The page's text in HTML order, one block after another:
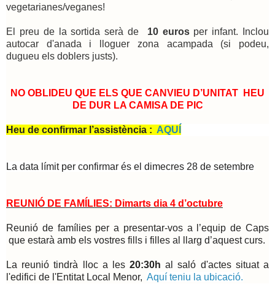
vegetarianes/veganes!
El preu de la sortida serà de 10 eurosper infant. Inclou
autocar d'anada i lloguer zona acampada (si podeu,
dugueu els doblers justs).
NO OBLIDEU QUE ELS QUE CANVIEU D’UNITAT HEU
DE DUR LA CAMISA DE PIC
Heu de confirmar l’assistència : AQUÍ
La data límit per confirmar és el dimecres 28 de setembre
REUNIÓ DE FAMÍLIES: Dimarts dia 4 d’octubre
Reunió de famílies per a presentar-vos a l’equip de Caps
que estarà amb els vostres fills i filles al llarg d’aquest curs.
La reunió tindrà lloc a les20:30h al saló d'actes situat a
l'edifici de l'Entitat Local Menor, Aquí teniu la ubicació.